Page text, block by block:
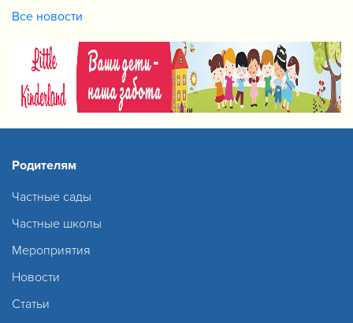
Все новости
Родителям
Частные сады
Частные школы
Мероприятия
Новости
Статьи